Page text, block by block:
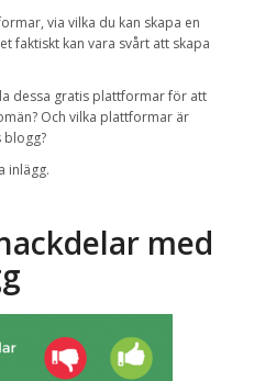
via vilka du kan skapa en
faktiskt kan vara svårt att skapa
dessa gratis plattformar för att
Och vilka plattformar är
blogg?
inlägg.
med